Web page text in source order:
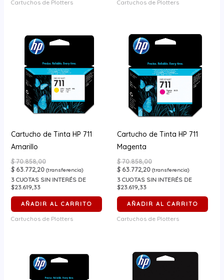
Cartuchos de Plotters Cartuchos de Plotters
Cartucho de Tinta HP 711
Amarillo
$70.858,00
$63.772,20 (transferencia)
3CUOTAS SIN INTERÉS DE
$23.619,33
AÑADIR AL CARRITO
Cartuchos de Plotters
Cartucho de Tinta HP 711
Magenta
$70.858,00
$ 63.772,20 (transferencia)
3 CUOTAS SIN INTERÉS DE
$23.619,33
AÑADIR AL CARRITO
Cartuchos de Plotters